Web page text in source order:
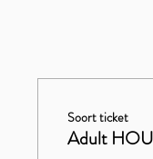
Soort ticket
Adult